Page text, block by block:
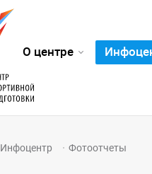
О центре
Инфоцентр Фотоотчеты